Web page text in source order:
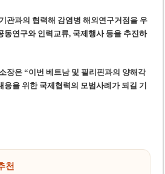
관과의 협력해 감염병 해외연구거점을 우
동연구와 인력교류, 국제행사 등을 추진하
장은 “이번 베트남 및 필리핀과의 양해각
응을 위한 국제협력의 모범사례가 되길 기
천